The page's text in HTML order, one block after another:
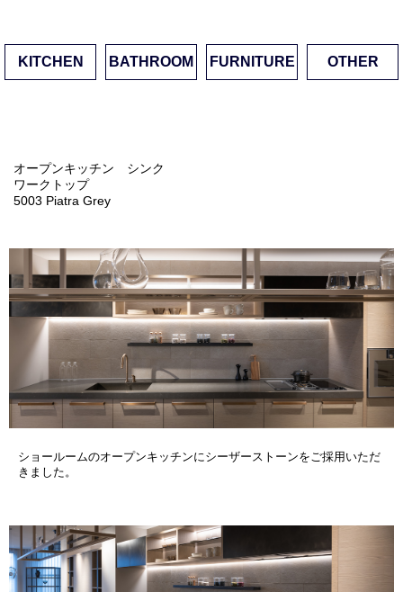
KITCHEN BATHROOM FURNITURE OTHER
オープンキッチン シンク
ワークトップ
5003 Piatra Grey
ショールームのオープンキッチンにシーザーストーンをご採用いただ
きました。